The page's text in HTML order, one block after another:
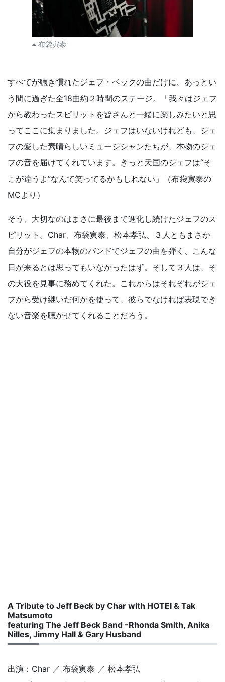
布袋寅泰
すべてが聴き慣れたジェフ・ベックの曲だけに、あっとい
う間に過ぎた全18曲約２時間のステージ。「我々はジェフ
から教わったスピリットを皆さんと一緒に楽しみたいと思
ってここに集まりました。ジェフはいないけれども、ジェ
フの愛した素晴らしいミュージシャンたちが、本物のジェ
フの音を届けてくれています。きっと天国のジェフは“そ
こが違うよ”なんて笑ってるかもしれない」（布袋寅泰の
MCより）
そう、大切なのはまさに最後まで進化し続けたジェフのス
ピリット。Char、布袋寅泰、松本孝弘、３人ともまさか
自分がジェフの本物のバンドでジェフの曲を弾く、こんな
日が来るとは思ってもいなかったはず。そして３人は、そ
の大役を見事に務めてくれた。これからはそれぞれがジェ
フから受け継いだ何かを使って、彼らでなければ表現でき
ない音楽を聴かせてくれることだろう。
A Tribute to Jeff Beck by Char with HOTEI & Tak
Matsumoto
featuring The Jeff Beck Band -Rhonda Smith, Anika
Nilles, Jimmy Hall & Gary Husband
出演：Char ／ 布袋寅泰 ／ 松本孝弘